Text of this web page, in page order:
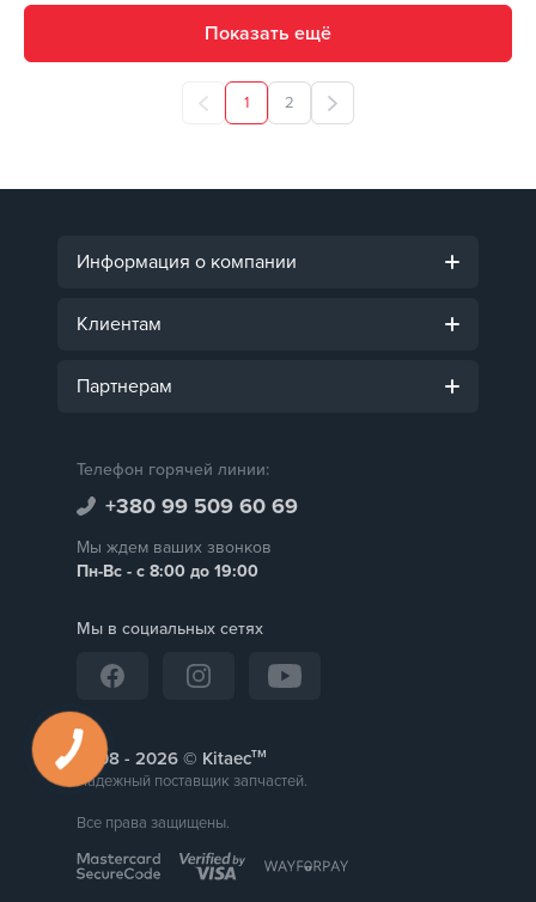
Показать ещё
1 2
Информация о компании
Клиентам
Партнерам
Телефон горячей линии:
+380 99 509 60 69
Мы ждем ваших звонков
Пн-Вс - с 8:00 до 19:00
Мы в социальных сетях
2008 - © Kitaecтм
Надежный поставщик запчастей.
Все права защищены.